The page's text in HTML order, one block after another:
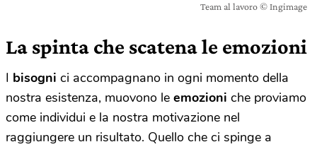
Team al lavoro © Ingimage
La spinta che scatena le emozioni
I bisogni ci accompagnano in ogni momento della
nostra esistenza, muovono le emozioni che proviamo
come individui e la nostra motivazione nel
raggiungere un risultato. Quello che ci spinge a